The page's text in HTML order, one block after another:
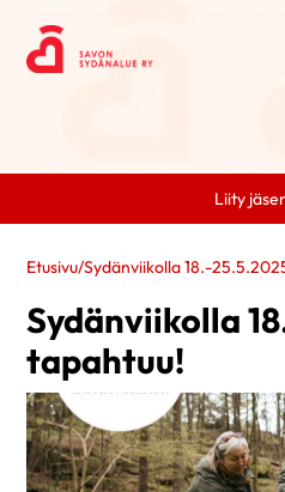
Liity
Etusivu/Sydänviikolla 18.-
Sydänviikolla
tapahtuu!